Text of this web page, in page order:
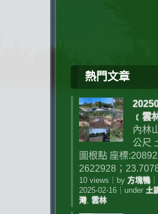
熱門文章
﹝雲
內林
公尺
圖根點 座標
2622928；
10 views by 方塊鴨｜
2025-02-16｜ under 土
灣, 雲林